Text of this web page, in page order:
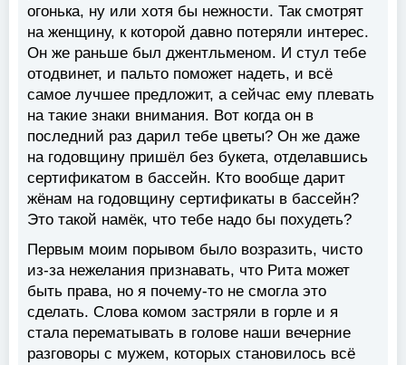
огонька, ну или хотя бы нежности. Так смотрят
на женщину, к которой давно потеряли интерес.
Он же раньше был джентльменом. И стул тебе
отодвинет, и пальто поможет надеть, и всё
самое лучшее предложит, а сейчас ему плевать
на такие знаки внимания. Вот когда он в
последний раз дарил тебе цветы? Он же даже
на годовщину пришёл без букета, отделавшись
сертификатом в бассейн. Кто вообще дарит
жёнам на годовщину сертификаты в бассейн?
Это такой намёк, что тебе надо бы похудеть?
Первым моим порывом было возразить, чисто
из-за нежелания признавать, что Рита может
быть права, но я почему-то не смогла это
сделать. Слова комом застряли в горле и я
стала перематывать в голове наши вечерние
разговоры с мужем, которых становилось всё